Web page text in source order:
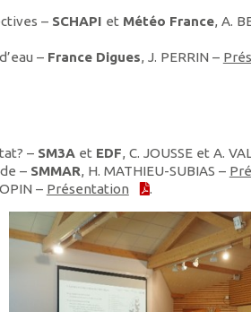
– SCHAPI et Météo France, A.
– France Digues, J. PERRIN –
– SM3A et EDF, C. JOUSSE et A.
– SMMAR, H. MATHIEU-SUBIAS –
– Présentation .